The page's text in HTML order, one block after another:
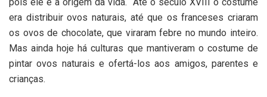
era distribuir ovos naturais, até que os franceses criaram
os ovos de chocolate, que viraram febre no mundo inteiro.
Mas ainda hoje há culturas que mantiveram o costume de
pintar ovos naturais e ofertá-los aos amigos, parentes e
crianças.